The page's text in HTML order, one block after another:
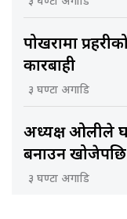
पोखरामा
कारबाही
३ घण्टा अगाडि
अध्यक्ष ओलीले
बनाउन
३ घण्टा अगाडि